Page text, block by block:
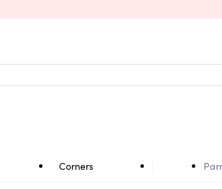
Corners